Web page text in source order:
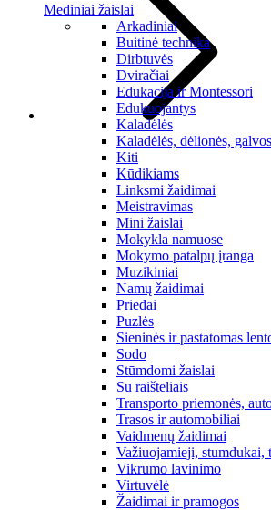
Mediniai žaislai
Arkadiniai
Buitinė technika
Dirbtuvės
Dviračiai
Edukacija ir Montessori
Edukuojantys
Kaladėlės
Kaladėlės, dėlionės,
Kiti
Kūdikiams
Linksmi žaidimai
Meistravimas
Mini žaislai
Mokykla namuose
Mokymo patalpų įranga
Muzikiniai
Namų žaidimai
Priedai
Puzlės
Sieninės ir pastatomas
Sodo
Stūmdomi žaislai
Su raišteliais
Transporto priemonės,
Trasos ir automobiliai
Vaidmenų žaidimai
Važiuojamieji, stumdukai,
Vikrumo lavinimo
Virtuvėlė
Žaidimai ir pramogos